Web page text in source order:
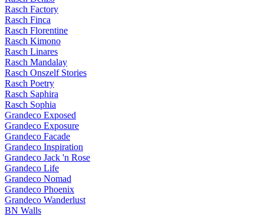
Rasch Factory
Rasch Finca
Rasch Florentine
Rasch Kimono
Rasch Linares
Rasch Mandalay
Rasch Onszelf Stories
Rasch Poetry
Rasch Saphira
Rasch Sophia
Grandeco Exposed
Grandeco Exposure
Grandeco Facade
Grandeco Inspiration
Grandeco Jack 'n Rose
Grandeco Life
Grandeco Nomad
Grandeco Phoenix
Grandeco Wanderlust
BN Walls